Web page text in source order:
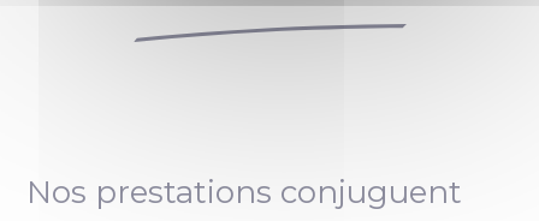
Nos prestations conjuguent